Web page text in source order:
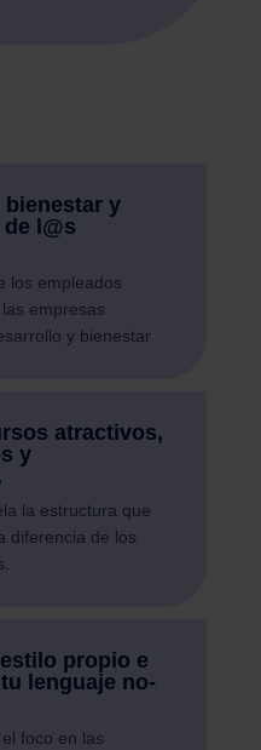
bienestar y
l@s
los empleados
empresas
y bienestar
atractivos,
y
la estructura que
diferencia de los
propio e
lenguaje no-
foco en las